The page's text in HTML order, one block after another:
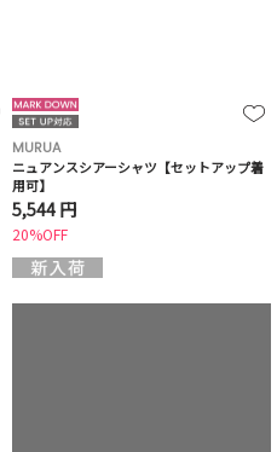
MURUA
ニュアンスシアーシャツ【セットアップ着
用可】
5,544 円
20%OFF